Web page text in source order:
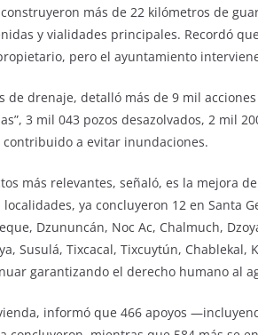
más de 22 kilómetros de
y vialidades principales. Recordó
pero el ayuntamiento
de drenaje, detalló más de 9 mil
3 mil 043 pozos desazolvados, 2 mil
contribuido a evitar inundaciones.
más relevantes, señaló, es la mejora
localidades, ya concluyeron 12 en Santa
Dzununcán, Noc Ac, Chalmuch,
Susulá, Tixcacal, Tixcuytún, Chablekal,
garantizando el derecho humano al
informó que 466 apoyos